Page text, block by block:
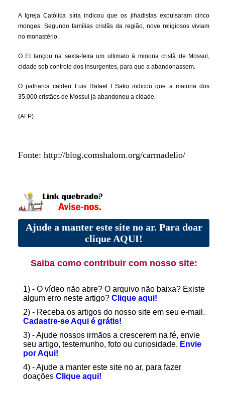
A Igreja Católica síria indicou que os jihadistas expulsaram cinco
monges. Segundo famílias cristãs da região, nove religiosos viviam
no monastério.
O EI lançou na sexta-feira um ultimato à minoria cristã de Mossul,
cidade sob controle dos insurgentes, para que a abandonassem.
O patriarca caldeu Luis Rafael I Sako indicou que a maioria dos
35.000 cristãos de Mossul já abandonou a cidade.
(AFP)
Fonte: http://blog.comshalom.org/carmadelio/
Ajude a manter este site no ar. Para doar
clique AQUI!
Saiba como contribuir com nosso site:
1) - O vídeo não abre? O arquivo não baixa? Existe
algum erro neste artigo? Clique aqui!
2) - Receba os artigos do nosso site em seu e-mail.
Cadastre-se Aqui é grátis!
3) - Ajude nossos irmãos a crescerem na fé, envie
seu artigo, testemunho, foto ou curiosidade. Envie
por Aqui!
4) - Ajude a manter este site no ar, para fazer
doações Clique aqui!